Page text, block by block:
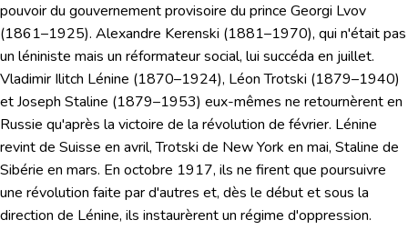
pouvoir du gouvernement provisoire du prince Georgi Lvov
(1861–1925). Alexandre Kerenski (1881–1970), qui n'était pas
un léniniste mais un réformateur social, lui succéda en juillet.
Vladimir Ilitch Lénine (1870–1924), Léon Trotski (1879–1940)
etJoseph Staline (1879–1953) eux-mêmes ne retournèrent en
Russie qu'après la victoire de la révolution de février. Lénine
revint de Suisse en avril, Trotski de New York en mai, Staline de
Sibérie en mars. En octobre 1917, ils ne firent que poursuivre
une révolution faite par d'autres et, dès le début et sous la
direction de Lénine, ils instaurèrent un régime d'oppression.